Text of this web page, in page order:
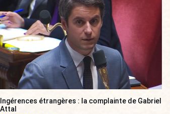
Ingérences étrangères : la complainte de Gabriel
Attal